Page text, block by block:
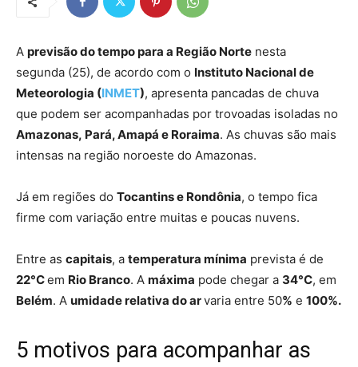
A previsão do tempo para a Região Norte nesta
segunda (25), de acordo com o Instituto Nacional de
Meteorologia (INMET), apresenta pancadas de chuva
que podem ser acompanhadas por trovoadas isoladas no
Amazonas, Pará, Amapá e Roraima. As chuvas são mais
intensas na região noroeste do Amazonas.
Já em regiões do Tocantins e Rondônia, o tempo fica
firme com variação entre muitas e poucas nuvens.
Entre as capitais, a temperatura mínima prevista é de
22°Cem Rio Branco. A máxima pode chegar a 34°C, em
Belém. A umidade relativa do arvaria entre 50% e 100%.
5 motivos para acompanhar as